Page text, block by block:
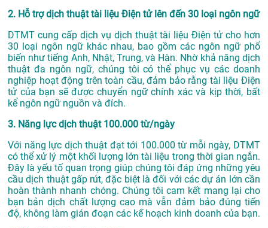
2. Hỗ trợ dịch thuật tài liệu Điện tử lên đến 30 loại ngôn ngữ
DTMT cung cấp dịch vụ dịch thuật tài liệu Điện tử cho hơn
30 loại ngôn ngữ khác nhau, bao gồm các ngôn ngữ phổ
biến như tiếng Anh, Nhật, Trung, và Hàn. Nhờ khả năng dịch
thuật đa ngôn ngữ, chúng tôi có thể phục vụ các doanh
nghiệp hoạt động trên toàn cầu, đảm bảo rằng tài liệu Điện
tử của bạn sẽ được chuyển ngữ chính xác và kịp thời, bất
kể ngôn ngữ nguồn và đích.
3. Năng lực dịch thuật 100.000 từ/ngày
Với năng lực dịch thuật đạt tới 100.000 từ mỗi ngày, DTMT
có thể xử lý một khối lượng lớn tài liệu trong thời gian ngắn.
Đây là yếu tố quan trọng giúp chúng tôi đáp ứng những yêu
cầu dịch thuật gấp rút, đặc biệt là đối với các dự án lớn cần
hoàn thành nhanh chóng. Chúng tôi cam kết mang lại cho
bạn bản dịch chất lượng cao mà vẫn đảm bảo đúng tiến
độ, không làm gián đoạn các kế hoạch kinh doanh của bạn.